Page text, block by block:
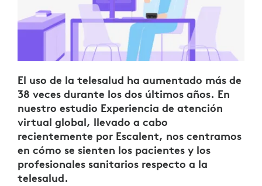
El uso de la telesalud ha aumentado más de
38 veces durante los dos últimos años. En
nuestro estudio Experiencia de atención
virtual global, llevado a cabo
recientemente por Escalent, nos centramos
en cómo se sienten los pacientes y los
profesionales sanitarios respecto a la
telesalud.